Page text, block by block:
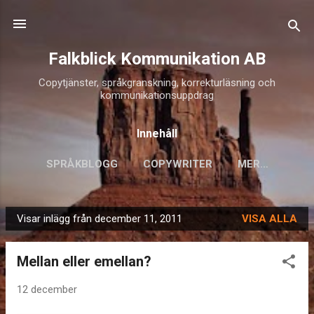
Falkblick Kommunikation AB
Copytjänster, språkgranskning, korrekturläsning och
kommunikationsuppdrag
Innehåll
SPRÅKBLOGG COPYWRITER MER…
I
n
Visar inlägg från december 11, 2011 VISA ALLA
Mellan eller emellan?
12 december